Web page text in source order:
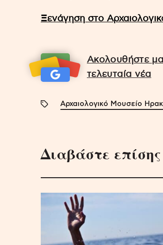
Ξενάγηση στο
Ακολουθήστε
τελευταία νέα
Αρχαιολογικό Μουσείο
Διαβάστε επίσης